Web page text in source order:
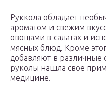
Руккола обладает
ароматом и свежим
овощами в салатах и
мясных блюд. Кроме
добавляют в различные
руколы нашла свое
медицине.